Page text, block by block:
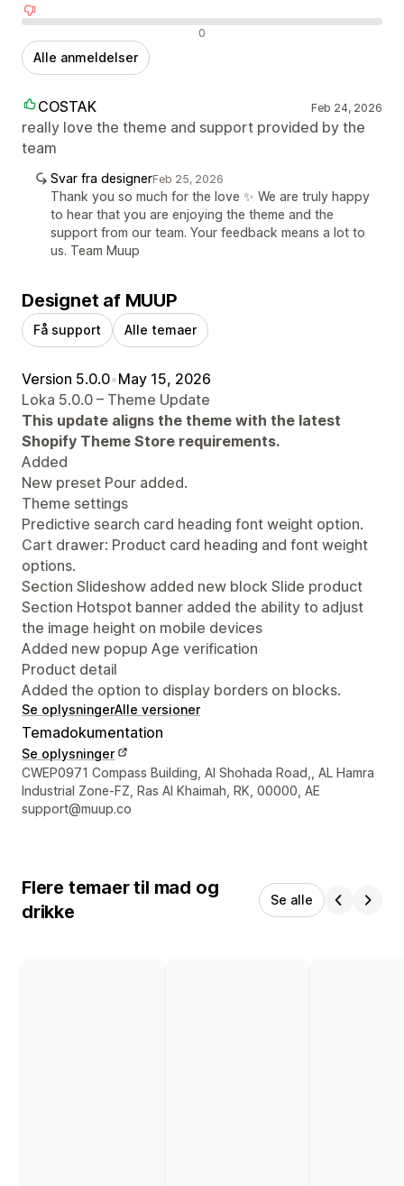
0
Alle anmeldelser
COSTAK Feb 24, 2026
really love the theme and support provided by the
team
Svar fra designerFeb 25, 2026
Thank you so much for the love ✨ We are truly happy
to hear that you are enjoying the theme and the
support from our team. Your feedback means a lot to
us. Team Muup
Designet af MUUP
Få support Alle temaer
Version 5.0.0•May 15, 2026
Loka 5.0.0 – Theme Update
This update aligns the theme with the latest
Shopify Theme Store requirements.
Added
New preset Pour added.
Theme settings
Predictive search card heading font weight option.
Cart drawer: Product card heading and font weight
options.
Section Slideshow added new block Slide product
Section Hotspot banner added the ability to adjust
the image height on mobile devices
Added new popup Age verification
Product detail
Added the option to display borders on blocks.
Se oplysningerAlle versioner
Temadokumentation
Se oplysninger
Se kontaktoplysninger
CWEP0971 Compass Building, Al Shohada Road,, AL Hamra
Industrial Zone-FZ, Ras Al Khaimah, RK, 00000, AE
support@muup.co
Flere temaer til mad og
drikke
Se alle